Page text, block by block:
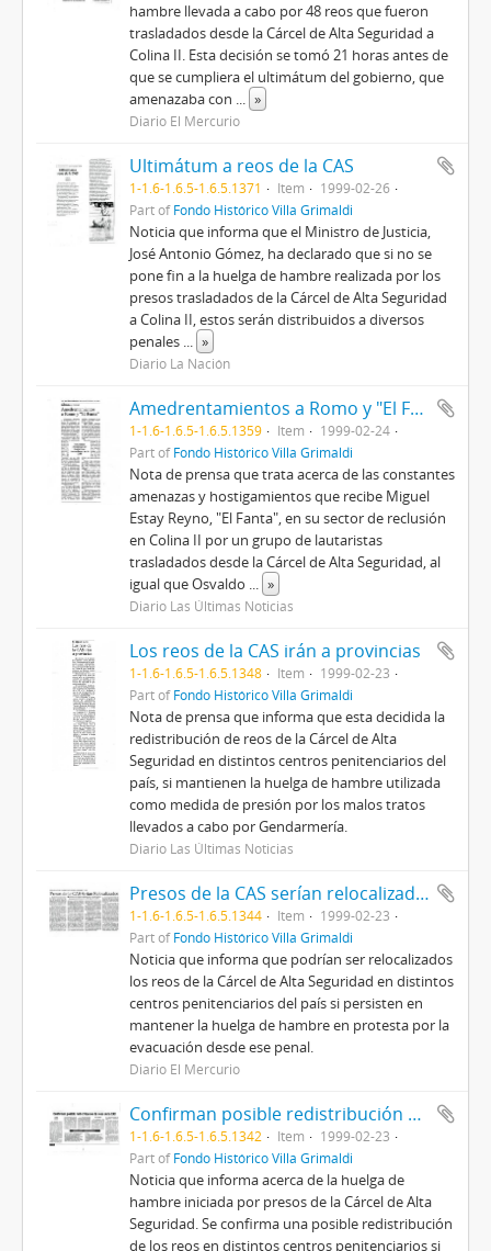
hambre llevada a cabo por 48 reos que fueron
trasladados desde la Cárcel de Alta Seguridad a
Colina II. Esta decisión se tomó 21 horas antes de
que se cumpliera el ultimátum del gobierno, que
amenazaba con ... »
Diario El Mercurio
Ultimátum a reos de la CAS
1-1.6-1.6.5-1.6.5.1371 Item
1999-02-26
Part ofFondo Histórico Villa Grimaldi
Noticia que informa que el Ministro de Justicia,
José Antonio Gómez, ha declarado que si no se
pone fin a la huelga de hambre realizada por los
presos trasladados de la Cárcel de Alta Seguridad
a Colina II, estos serán distribuidos a diversos
penales ... »
Diario La Nación
Amedrentamientos a Romo y "El Fanta"
1-1.6-1.6.5-1.6.5.1359 Item
1999-02-24
Part ofFondo Histórico Villa Grimaldi
Nota de prensa que trata acerca de las constantes
amenazas y hostigamientos que recibe Miguel
Estay Reyno, "El Fanta", en su sector de reclusión
en Colina II por un grupo de lautaristas
trasladados desde la Cárcel de Alta Seguridad, al
igual que Osvaldo ... »
Diario Las Últimas Noticias
Los reos de la CAS irán a provincias
1-1.6-1.6.5-1.6.5.1348 Item
1999-02-23
Part ofFondo Histórico Villa Grimaldi
Nota de prensa que informa que esta decidida la
redistribución de reos de la Cárcel de Alta
Seguridad en distintos centros penitenciarios del
país, si mantienen la huelga de hambre utilizada
como medida de presión por los malos tratos
llevados a cabo por Gendarmería.
Diario Las Últimas Noticias
Presos de la CAS serían relocalizados
1-1.6-1.6.5-1.6.5.1344 Item
1999-02-23
Part ofFondo Histórico Villa Grimaldi
Noticia que informa que podrían ser relocalizados
los reos de la Cárcel de Alta Seguridad en distintos
centros penitenciarios del país si persisten en
mantener la huelga de hambre en protesta por la
evacuación desde ese penal.
Diario El Mercurio
Confirman posible redistribución de reos de la CAS
1-1.6-1.6.5-1.6.5.1342 Item
1999-02-23
Part ofFondo Histórico Villa Grimaldi
Noticia que informa acerca de la huelga de
hambre iniciada por presos de la Cárcel de Alta
Seguridad. Se confirma una posible redistribución
de los reos en distintos centros penitenciarios si